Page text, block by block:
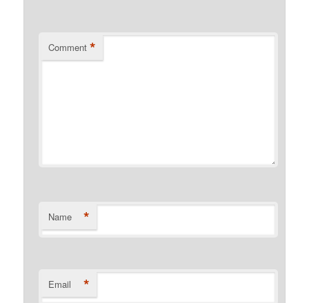
Comment *
Name *
Email *